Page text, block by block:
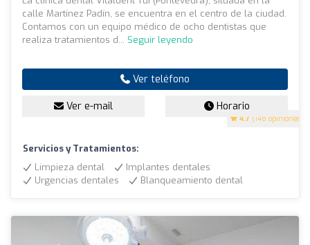
4.7 (148 opiniones)
calle Martínez Padín, se encuentra en el centro de la ciudad.
Contamos con un equipo médico de ocho dentistas que
realiza tratamientos d... Seguir leyendo
Ver teléfono
Ver e-mail Horario
Servicios y Tratamientos:
Limpieza dental
Implantes dentales
Urgencias dentales
Blanqueamiento dental